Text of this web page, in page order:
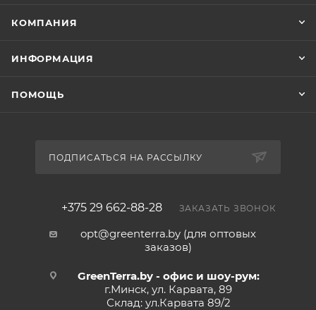
КОМПАНИЯ
ИНФОРМАЦИЯ
ПОМОЩЬ
ПОДПИСАТЬСЯ НА РАССЫЛКУ
+375 29 662-88-28 ЗАКАЗАТЬ ЗВОНОК
opt@greenterra.by (для оптовых
заказов)
GreenTerra.by - офис и шоу-рум:
г.Минск, ул. Карвата, 89
Склад: ул.Карвата 89/2